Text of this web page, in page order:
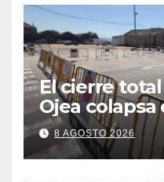
El cierre
Ojea
Cangas
8 AGOSTO 2026